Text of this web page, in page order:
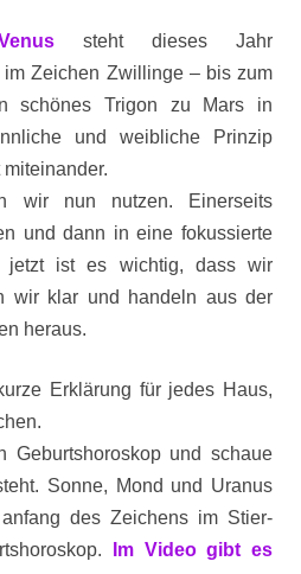
steht dieses Jahr
Zeichen Zwillinge – bis zum
schönes Trigon zu Mars in
und weibliche Prinzip
wir nun nutzen. Einerseits
und dann in eine fokussierte
jetzt ist es wichtig, dass wir
wir klar und handeln aus der
heraus.
Erklärung für jedes Haus,
Geburtshoroskop und schaue
Sonne, Mond und Uranus
des Zeichens im Stier-
Im Video gibt es